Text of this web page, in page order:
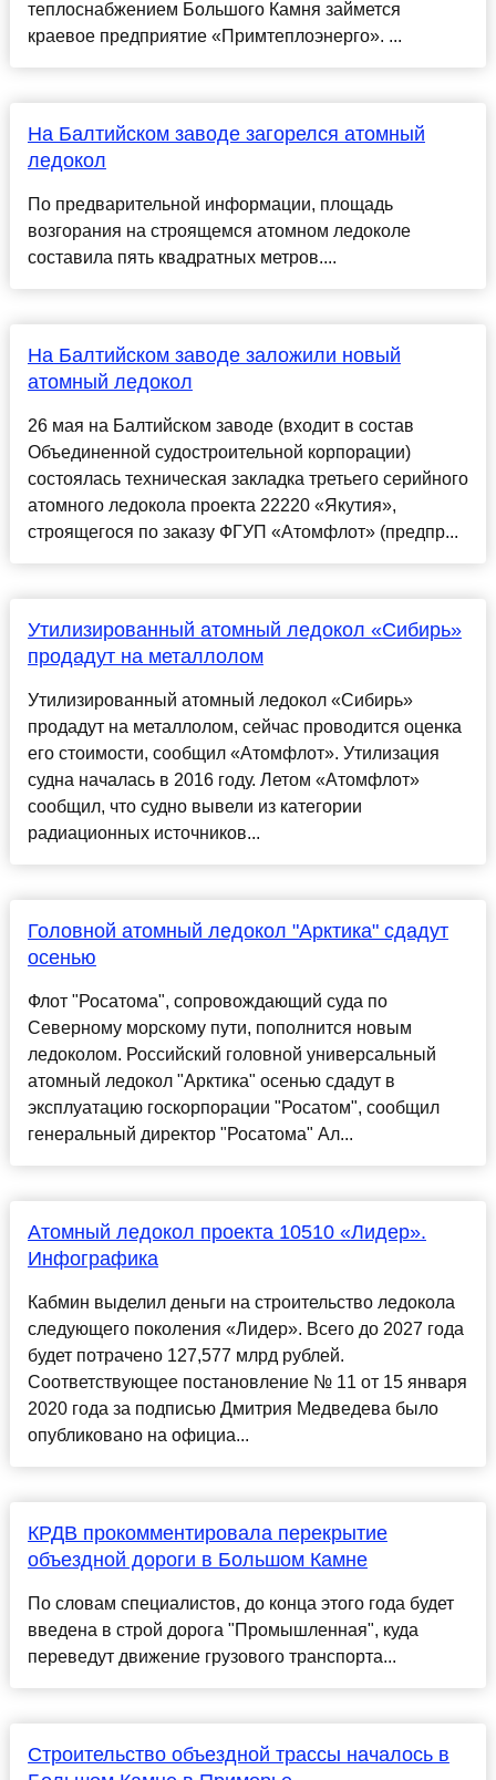
теплоснабжением Большого Камня займется
краевое предприятие «Примтеплоэнерго». ...
На Балтийском заводе загорелся атомный
ледокол
По предварительной информации, площадь
возгорания на строящемся атомном ледоколе
составила пять квадратных метров....
На Балтийском заводе заложили новый
атомный ледокол
26 мая на Балтийском заводе (входит в состав
Объединенной судостроительной корпорации)
состоялась техническая закладка третьего серийного
атомного ледокола проекта 22220 «Якутия»,
строящегося по заказу ФГУП «Атомфлот» (предпр...
Утилизированный атомный ледокол «Сибирь»
продадут на металлолом
Утилизированный атомный ледокол «Сибирь»
продадут на металлолом, сейчас проводится оценка
его стоимости, сообщил «Атомфлот». Утилизация
судна началась в 2016 году. Летом «Атомфлот»
сообщил, что судно вывели из категории
радиационных источников...
Головной атомный ледокол "Арктика" сдадут
осенью
Флот "Росатома", сопровождающий суда по
Северному морскому пути, пополнится новым
ледоколом. Российский головной универсальный
атомный ледокол "Арктика" осенью сдадут в
эксплуатацию госкорпорации "Росатом", сообщил
генеральный директор "Росатома" Ал...
Атомный ледокол проекта 10510 «Лидер».
Инфографика
Кабмин выделил деньги на строительство ледокола
следующего поколения «Лидер». Всего до 2027 года
будет потрачено 127,577 млрд рублей.
Соответствующее постановление № 11 от 15 января
2020 года за подписью Дмитрия Медведева было
опубликовано на официа...
КРДВ прокомментировала перекрытие
объездной дороги в Большом Камне
По словам специалистов, до конца этого года будет
введена в строй дорога "Промышленная", куда
переведут движение грузового транспорта...
Строительство объездной трассы началось в